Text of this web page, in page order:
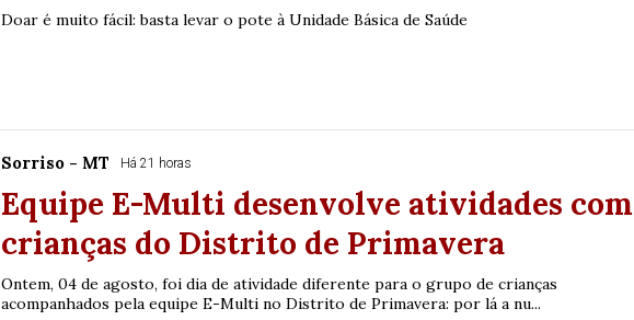
Doar é muito fácil: basta levar o pote à Unidade Básica de Saúde
Sorriso - MT Há 21 horas
Equipe E-Multi desenvolve atividades com
crianças do Distrito de Primavera
Ontem, 04 de agosto, foi dia de atividade diferente para o grupo de crianças
acompanhados pela equipe E-Multi no Distrito de Primavera: por lá a nu...